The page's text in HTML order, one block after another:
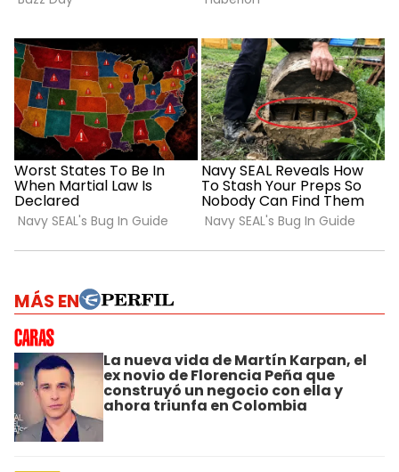
MÁS EN
La nueva vida de Martín Karpan, el
ex novio de Florencia Peña que
construyó un negocio con ella y
ahora triunfa en Colombia